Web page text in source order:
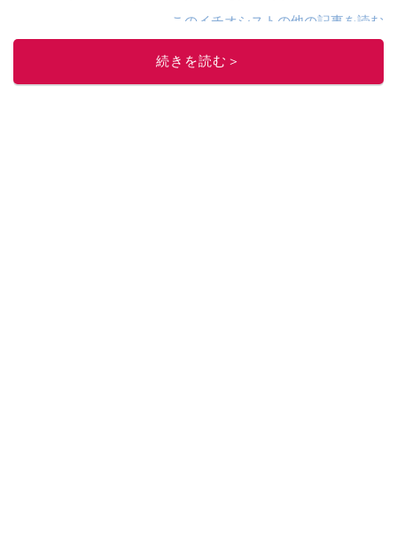
このイチオシストの他の記事を読む
続きを読む＞